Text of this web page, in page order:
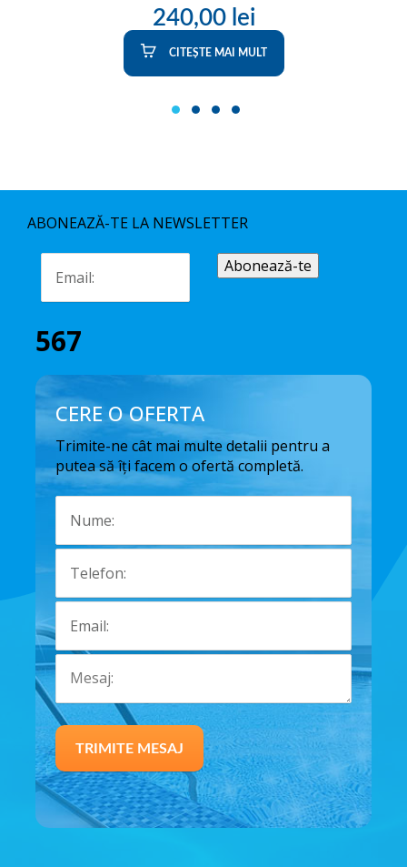
240,00 lei
CITEȘTE MAI MULT
1 2 3 4
ABONEAZĂ-TE LA NEWSLETTER
567
CERE O OFERTA
Trimite-ne cât mai multe detalii pentru a
putea să îți facem o ofertă completă.